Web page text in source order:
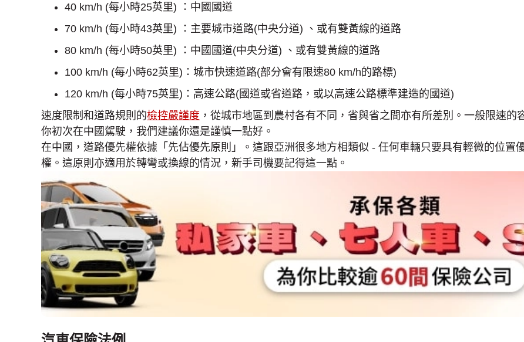
40 km/h (每小時25英里) ：中國國道
70 km/h (每小時43英里) ：主要城市道路(中央分道) 、或有雙黃線的道路
80 km/h (每小時50英里) ：中國國道(中央分道) 、或有雙黃線的道路
100 km/h (每小時62英里)：城市快速道路(部分會有限速80 km/h的路標)
120 km/h (每小時75英里)：高速公路(國道或省道路，或以高速公路標準建造的國道)
速度限制和道路規則的檢控嚴謹度 ，從城市地區到農村各有不同，省與省之間亦有所差別。一般限速
你初次在中國駕駛，我們建議你還是謹慎一點好。
在中國，道路優先權依據「先佔優先原則」。這跟亞洲很多地方相類似 - 任何車輛只要具有輕微的位置
權。這原則亦適用於轉彎或換線的情況，新手司機要記得這一點。